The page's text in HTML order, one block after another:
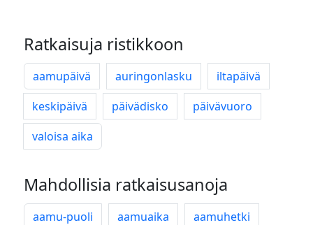
Ratkaisuja ristikkoon
aamupäivä auringonlasku
iltapäivä
keskipäivä
päivädisko
päivävuoro
valoisa aika
Mahdollisia ratkaisusanoja
aamu-puoli aamuaika
aamuhetki